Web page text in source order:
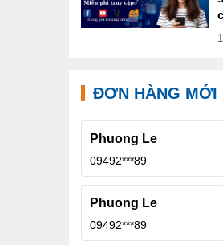
ĐƠN HÀNG MỚI
Phuong Le
09492***89
Phuong Le
09492***89